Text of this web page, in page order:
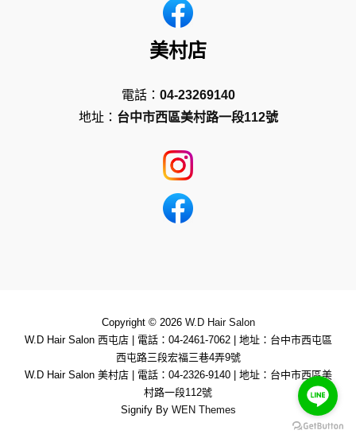
美村店
電話： 04-23269140
地址： 台中市西區美村路一段112號
Copyright © 2026 W.D Hair Salon
W.D Hair Salon 西屯店| 電話：04-2461-7062| 地址：台中市西屯區
西屯路三段宏福三巷4弄9號
W.D Hair Salon 美村店| 電話：04-2326-9140| 地址：台中市西區美
村路一段112號
Signify By WEN Themes